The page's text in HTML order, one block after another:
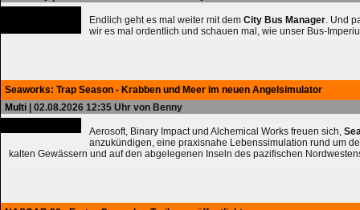
Endlich geht es mal weiter mit dem City Bus Manager. Und
wir es mal ordentlich und schauen mal, wie unser Bus-
Seaworks: Trap Season - Krabben und Meer im neuen Angelsimulator
Multi | 02.08.2026 12:35 Uhr von Benny
Aerosoft, Binary Impact und Alchemical Works freuen sich,
anzukündigen, eine praxisnahe Lebenssimulation rund um
kalten Gewässern und auf den abgelegenen Inseln des pazifischen